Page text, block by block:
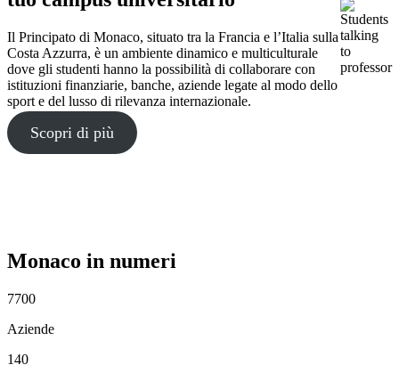
Il Principato di Monaco, situato tra la Francia e l’Italia sulla
Costa Azzurra, è un ambiente dinamico e multiculturale
dove gli studenti hanno la possibilità di collaborare con
istituzioni finanziarie, banche, aziende legate al modo dello
sport e del lusso di rilevanza internazionale.
Scopri di più
Monaco in numeri
7700
Aziende
140